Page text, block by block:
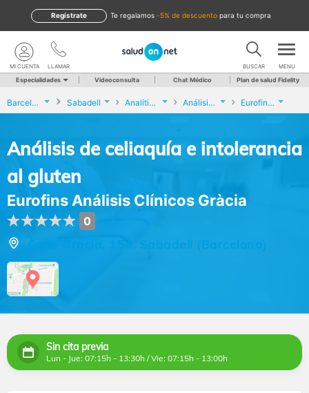
te regalamos -5% de descuento para tu compra
Regístrate
LLAMAR
MI CUENTA BUSCAR MENU
Especialidades Videoconsulta Chat Médico Plan de salud Fidelity
Barcelona Sabadell Analíticas y Genética Análisis de celiaquía e intolerancia al gluten Eurofins Análisis Clínicos Gràcia
Análisis de celiaquía e intolerancia
al gluten
Eurofins Análisis Clínicos Gràcia
0
Calle Gracia, 154, Sabadell (Barcelona)
Sin cita previa
Lun - Jue: 07:15h - 13:30h / Vie: 07:15h - 13:00h